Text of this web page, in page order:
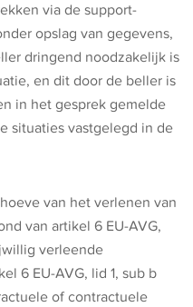
via de support-
opslag van gegevens,
dringend noodzakelijk is
en dit door de beller is
in het gesprek gemelde
situaties vastgelegd in de
van het verlenen van
van artikel 6 EU-AVG,
verleende
6 EU-AVG, lid 1, sub b
of contractuele